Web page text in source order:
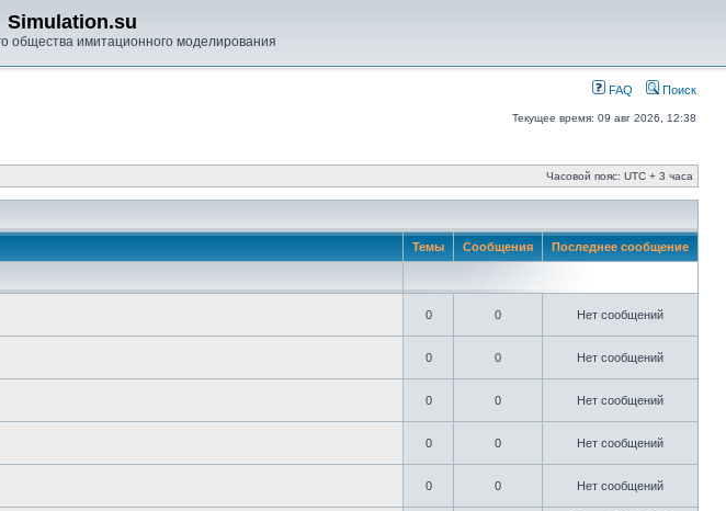
Simulation.su
общества имитационного моделирования
FAQ Поиск
Текущее время: 09 авг 2026, 12:38
Часовой пояс: UTC + 3 часа
Темы Сообщения Последнее сообщение
0 0 Нет сообщений
0 0 Нет сообщений
0 0 Нет сообщений
0 0 Нет сообщений
0 0 Нет сообщений